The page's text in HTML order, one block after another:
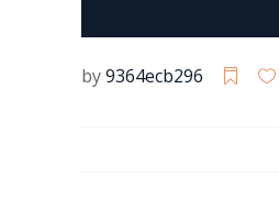
by9364ecb296